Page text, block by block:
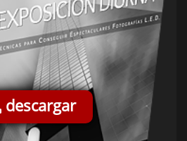
descargar